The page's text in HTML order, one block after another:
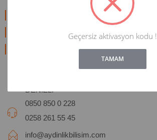
DENİZLİ
0850 850 0 228
0258 261 55 45
info@aydinlikbilisim.com
Geçersiz aktivasyon kodu !
! Not valid!
TAMAM